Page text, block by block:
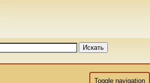
Искать
Toggle navigation